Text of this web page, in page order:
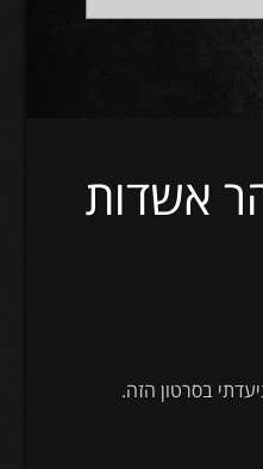
אשדות
בסרטון הזה.